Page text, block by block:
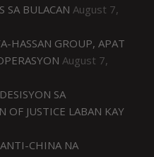
SA BULACAN August 7,
HASSAN GROUP, APAT
August 7,
SA
OF JUSTICE LABAN KAY
CHINA NA